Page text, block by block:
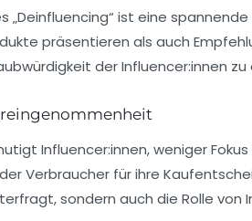
„Deinfluencing“ ist eine
präsentieren als auch
der Influencer:innen
Influencer:innen, weniger
Verbraucher für ihre
sondern auch die Rolle von